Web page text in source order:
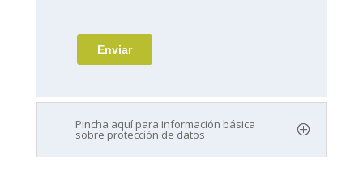
Pincha aquí para información básica
sobre protección de datos